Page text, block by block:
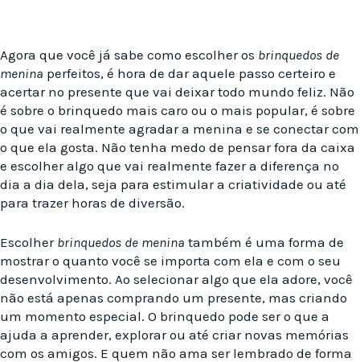
Agora que você já sabe como escolher os brinquedos de
menina perfeitos, é hora de dar aquele passo certeiro e
acertar no presente que vai deixar todo mundo feliz. Não
é sobre o brinquedo mais caro ou o mais popular, é sobre
o que vai realmente agradar a menina e se conectar com
o que ela gosta. Não tenha medo de pensar fora da caixa
e escolher algo que vai realmente fazer a diferença no
dia a dia dela, seja para estimular a criatividade ou até
para trazer horas de diversão.
Escolher brinquedos de menina também é uma forma de
mostrar o quanto você se importa com ela e com o seu
desenvolvimento. Ao selecionar algo que ela adore, você
não está apenas comprando um presente, mas criando
um momento especial. O brinquedo pode ser o que a
ajuda a aprender, explorar ou até criar novas memórias
com os amigos. E quem não ama ser lembrado de forma